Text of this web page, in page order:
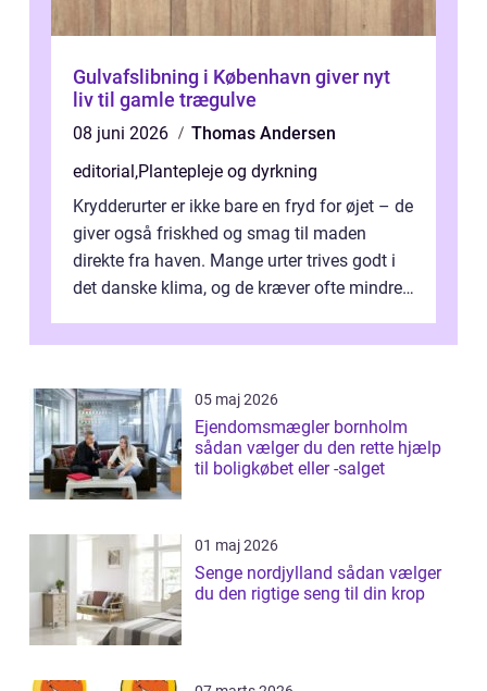
Gulvafslibning i København giver nyt
liv til gamle trægulve
08 juni 2026
Thomas Andersen
editorial,Plantepleje og dyrkning
Krydderurter er ikke bare en fryd for øjet – de
giver også friskhed og smag til maden
direkte fra haven. Mange urter trives godt i
det danske klima, og de kræver ofte mindre
05 maj 2026
Ejendomsmægler bornholm
sådan vælger du den rette hjælp
til boligkøbet eller -salget
01 maj 2026
Senge nordjylland sådan vælger
du den rigtige seng til din krop